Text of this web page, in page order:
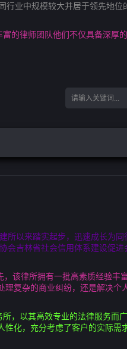
业中规模较大并居于领先地
的律师团队他们不仅具备深厚
所以来踏实起步，迅速成长为
吉林省社会信用体系建设促进
该律所拥有一批高素质经验丰
复杂的商业纠纷，还是解决个
，以其高效专业的法律服务而
化，充分考虑了客户的实际需